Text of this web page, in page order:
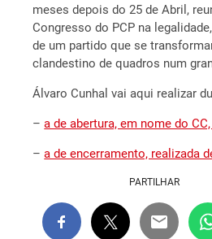
meses depois do 25 de Abril,
Congresso do PCP na
de um partido que se
clandestino de quadros num
Álvaro Cunhal vai aqui realizar
–a de abertura, em nome do
–a de encerramento, realizada
PARTILHAR